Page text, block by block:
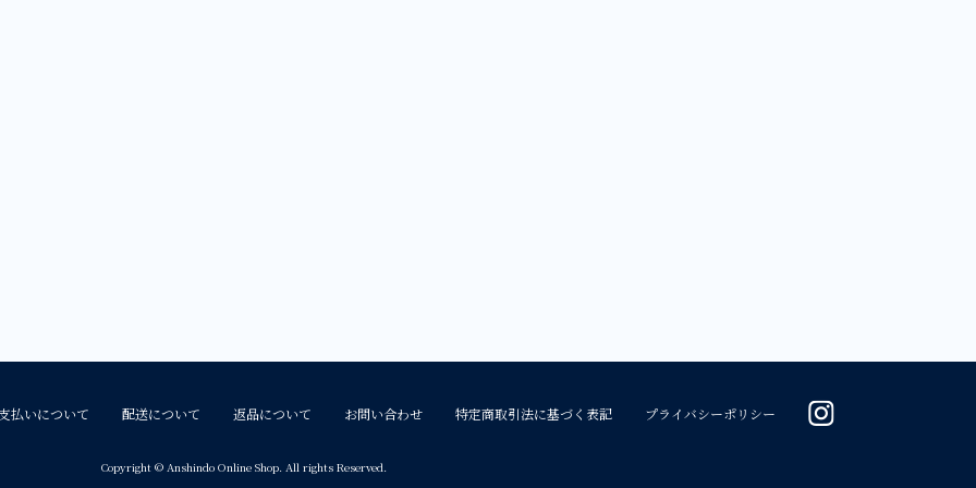
払いについて 配送について 返品について お問い合わせ 特定商取引法に基づく表記 プライバシーポリシー
Copyright © Anshindo Online Shop. All rights Reserved.